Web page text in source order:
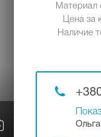
Материал
Цена за
Наличие